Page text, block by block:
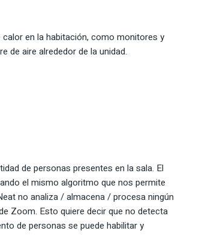
en la habitación, como monitores y
de aire alrededor de la unidad.
de personas presentes en la sala. El
el mismo algoritmo que nos permite
no analiza / almacena / procesa ningún
Zoom. Esto quiere decir que no detecta
de personas se puede habilitar y